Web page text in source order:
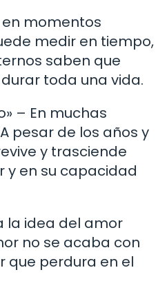
en momentos
medir en tiempo,
saben que
toda una vida.
– En muchas
pesar de los años y
y trasciende
y en su capacidad
la idea del amor
no se acaba con
que perdura en el